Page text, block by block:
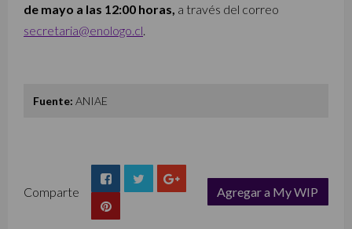
de mayo a las 12:00 horas, a través del correo
secretaria@enologo.cl
Fuente: ANIAE
Comparte
Agregar a My WIP